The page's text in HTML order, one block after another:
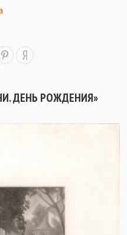
ДЕНЬ РОЖДЕНИЯ»